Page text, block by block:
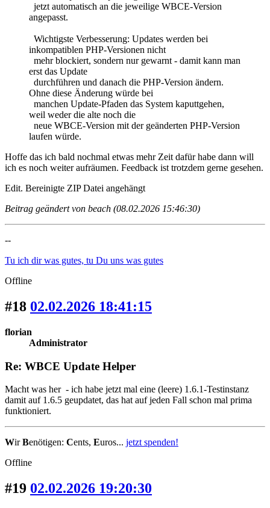
jetzt automatisch an die jeweilige WBCE-Version
angepasst.
Wichtigste Verbesserung: Updates werden bei
inkompatiblen PHP-Versionen nicht
mehr blockiert, sondern nur gewarnt - damit kann man
erst das Update
durchführen und danach die PHP-Version ändern.
Ohne diese Änderung würde bei
manchen Update-Pfaden das System kaputtgehen,
weil weder die alte noch die
neue WBCE-Version mit der geänderten PHP-Version
laufen würde.
Hoffe das ich bald nochmal etwas mehr Zeit dafür habe dann will
ich es noch weiter aufräumen. Feedback ist trotzdem gerne gesehen.
Edit. Bereinigte ZIP Datei angehängt
Beitrag geändert von beach (08.02.2026 15:46:30)
--
Tu ich dir was gutes, tu Du uns was gutes
Offline
#18 02.02.2026 18:41:15
florian
Administrator
Re: WBCE Update Helper
Macht was her - ich habe jetzt mal eine (leere) 1.6.1-Testinstanz
damit auf 1.6.5 geupdatet, das hat auf jeden Fall schon mal prima
funktioniert.
WirBenötigen: Cents, Euros... jetzt spenden!
Offline
#19 02.02.2026 19:20:30